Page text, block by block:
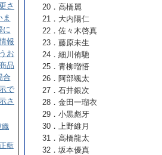
20．高橋麗
21．大内陽仁
22．佐々木啓真
23．藤原未生
24．細川侑馳
25．青柳瑠悟
26．阿部颯太
27．石井銀次
28．金田一瑠衣
29．小黒彪牙
30．上野維月
31．高橋龍太
32．坂本優真
織
藍